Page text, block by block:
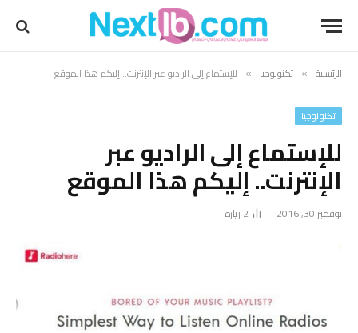
الرئيسية » تكنولوجيا » للإستماع إلى الراديو عبر الإنترنت.. إليكم هذا الموقع
تكنولوجيا
للإستماع إلى الراديو عبر
الإنترنت.. إليكم هذا الموقع
نوفمبر 30, 2016 2 زيارة